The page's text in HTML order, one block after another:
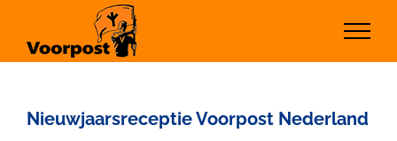
inhoud
Nieuwjaarsreceptie Voorpost Nederland